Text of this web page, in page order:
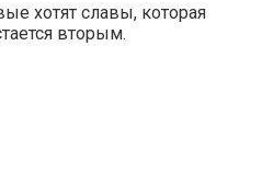
хотят славы, которая
вторым.